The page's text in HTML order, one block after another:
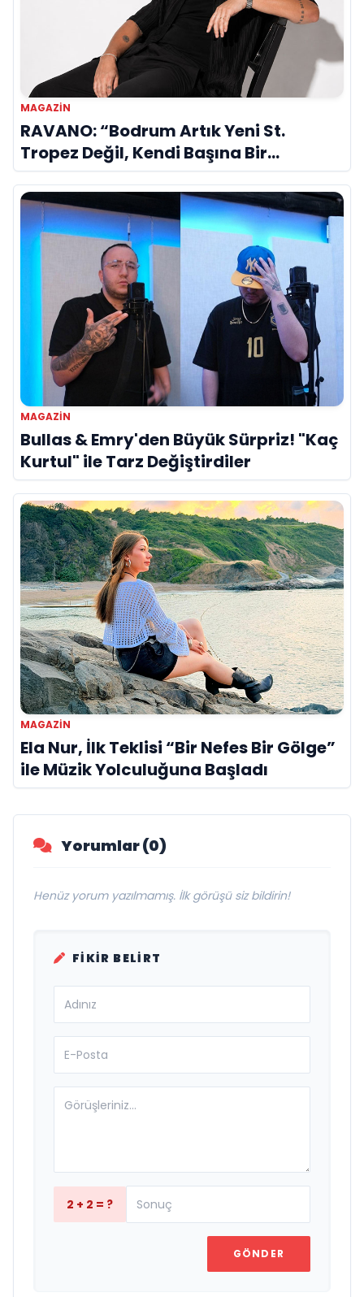
MAGAZIN
RAVANO: “Bodrum Artık Yeni St.
Tropez Değil, Kendi Başına Bir
Referans”
MAGAZIN
Bullas & Emry'den Büyük Sürpriz! "Kaç
Kurtul" ile Tarz Değiştirdiler
MAGAZIN
Ela Nur, İlk Teklisi “Bir Nefes Bir Gölge”
ile Müzik Yolculuğuna Başladı
Yorumlar (0)
Henüz yorum yazılmamış. İlk görüşü siz bildirin!
FIKIR BELIRT
2 + 2 = ?
GÖNDER